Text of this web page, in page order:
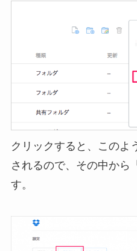
クリックすると、このよ
されるので、その中から
す。